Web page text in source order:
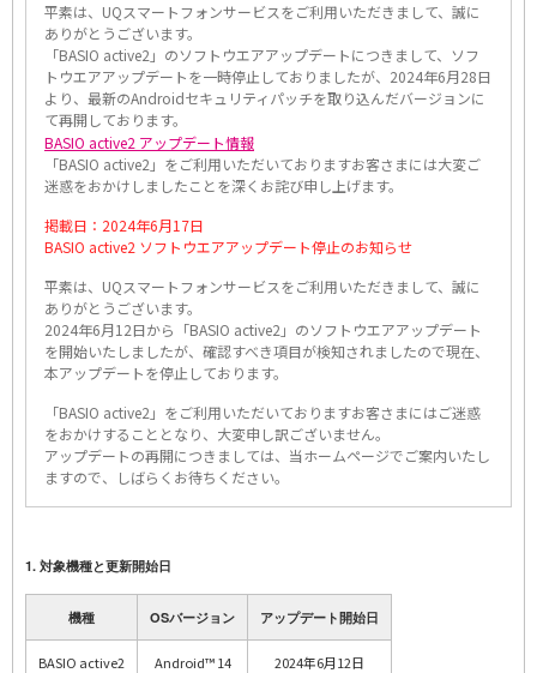
平素は、UQスマートフォンサービスをご利用いただきまして、誠に
ありがとうございます。
「BASIO active2」のソフトウエアアップデートにつきまして、ソフ
トウエアアップデートを一時停止しておりましたが、2024年6月28日
より、最新のAndroidセキュリティパッチを取り込んだバージョンに
て再開しております。
BASIO active2 アップデート情報
「BASIO active2」をご利用いただいておりますお客さまには大変ご
迷惑をおかけしましたことを深くお詫び申し上げます。
掲載日：2024年6月17日
BASIO active2 ソフトウエアアップデート停止のお知らせ
平素は、UQスマートフォンサービスをご利用いただきまして、誠に
ありがとうございます。
2024年6月12日から「BASIO active2」のソフトウエアアップデート
を開始いたしましたが、確認すべき項目が検知されましたので現在、
本アップデートを停止しております。
「BASIO active2」をご利用いただいておりますお客さまにはご迷惑
をおかけすることとなり、大変申し訳ございません。
アップデートの再開につきましては、当ホームページでご案内いたし
ますので、しばらくお待ちください。
1. 対象機種と更新開始日
機種 OSバージョン アップデート開始日
BASIO active2 Android™ 14 2024年6月12日